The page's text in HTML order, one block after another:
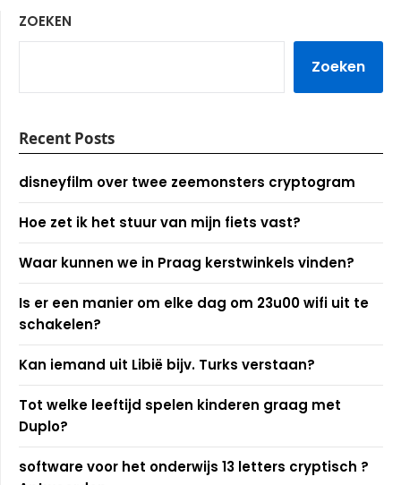
ZOEKEN
Zoeken
Recent Posts
disneyfilm over twee zeemonsters cryptogram
Hoe zet ik het stuur van mijn fiets vast?
Waar kunnen we in Praag kerstwinkels vinden?
Is er een manier om elke dag om 23u00 wifi uit te
schakelen?
Kan iemand uit Libië bijv. Turks verstaan?
Tot welke leeftijd spelen kinderen graag met
Duplo?
software voor het onderwijs 13 letters cryptisch ?